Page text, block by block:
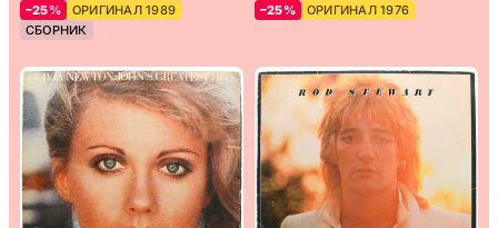
–25%
ОРИГИНАЛ 1989
СБОРНИК
–25% ОРИГИНАЛ 1976